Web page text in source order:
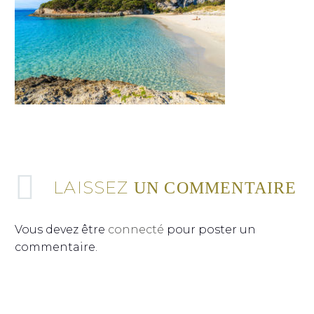
LAISSEZ UN COMMENTAIRE
Vous devez être connecté pour poster un
commentaire.